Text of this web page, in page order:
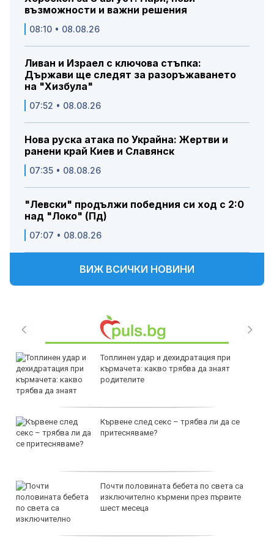
възможности и важни решения
08:10 • 08.08.26
Ливан и Израел с ключова стъпка:
Държави ще следят за разоръжаването
на "Хизбула"
07:52 • 08.08.26
Нова руска атака по Украйна: Жертви и
ранени край Киев и Славянск
07:35 • 08.08.26
"Левски" продължи победния си ход с 2:0
над "Локо" (Пд)
07:07 • 08.08.26
ВИЖ ВСИЧКИ НОВИНИ
Топлинен удар и дехидратация при
кърмачета: какво трябва да знаят
родителите
Кървене след секс – трябва ли да се
притесняваме?
Почти половината бебета по света са
изключително кърмени през първите
шест месеца